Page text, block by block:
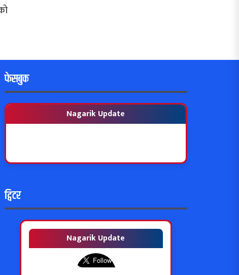
फेसबुक
Nagarik Update
ट्विटर
Nagarik Update